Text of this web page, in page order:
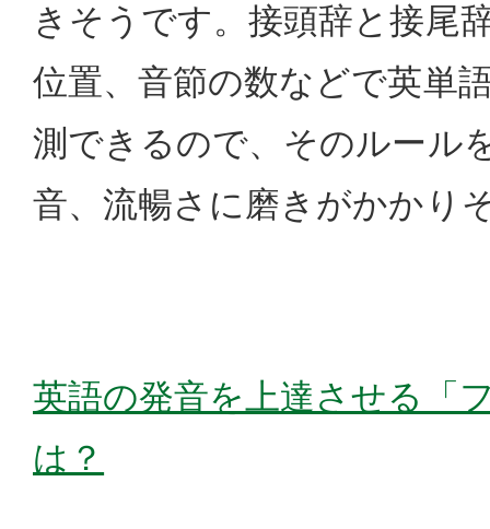
きそうです。接頭辞と接尾
位置、音節の数などで英単
測できるので、そのルール
音、流暢さに磨きがかかり
英語の発音を上達させる「
は？